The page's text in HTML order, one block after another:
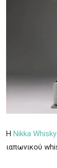
Η Nikka Whisky
ιαπωνικού